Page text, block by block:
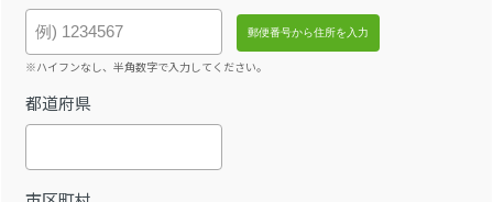
※ハイフンなし、半角数字で入力してください。
都道府県